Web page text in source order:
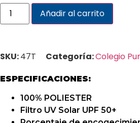
Añadir al carrito
SKU:47T Categoría:Colegio
ESPECIFICACIONES:
100% POLIESTER
Filtro UV Solar UPF 50+